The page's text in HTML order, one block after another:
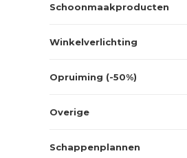
Schoonmaakproducten
Winkelverlichting
Opruiming (-50%)
Overige
Schappenplannen